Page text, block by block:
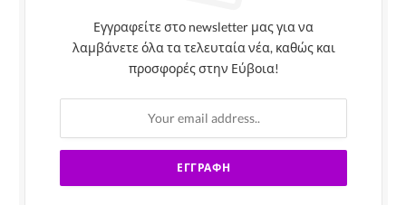
Εγγραφείτε στο newsletter μας για να
λαμβάνετε όλα τα τελευταία νέα, καθώς και
προσφορές στην Εύβοια!